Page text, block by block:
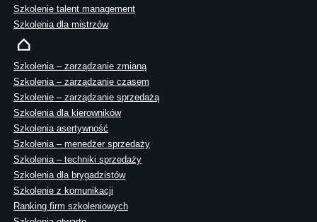
Szkolenie talent management
Szkolenia dla mistrzów
Szkolenia – zarządzanie zmianą
Szkolenia – zarządzanie czasem
Szkolenie – zarządzanie sprzedażą
Szkolenia dla kierowników
Szkolenia asertywność
Szkolenia – menedżer sprzedaży
Szkolenia – techniki sprzedaży
Szkolenia dla brygadzistów
Szkolenie z komunikacji
Ranking firm szkoleniowych